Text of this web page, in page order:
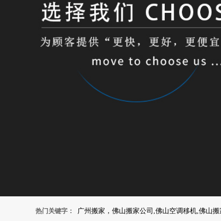
热门关键字： 广州搬家，佛山搬家公司,佛山空调移机,佛山搬